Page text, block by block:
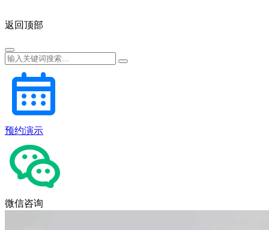
返回顶部
预约演示
微信咨询